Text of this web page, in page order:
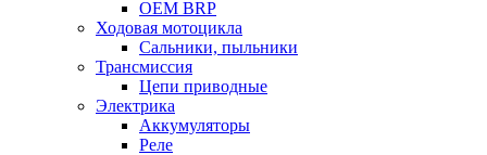
OEM BRP
Ходовая мотоцикла
Сальники, пыльники
Трансмиссия
Цепи приводные
Электрика
Аккумуляторы
Реле